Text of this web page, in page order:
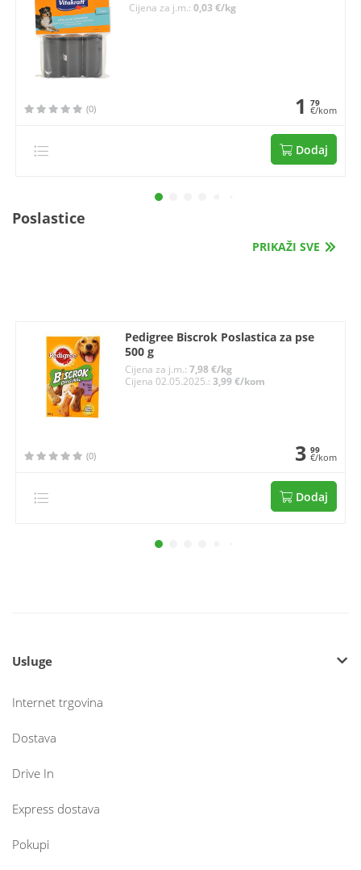
Cijena za j.m.:0,03 €/kg
(0) 1 79
€/kom
Dodaj
Poslastice
PRIKAŽI SVE
Pedigree Biscrok Poslastica za pse
500 g
Cijena za j.m.: 7,98 €/kg
Cijena 02.05.2025.: 3,99 €/kom
(0) 3 99
€/kom
Dodaj
Usluge
Internet trgovina
Dostava
Drive In
Express dostava
Pokupi